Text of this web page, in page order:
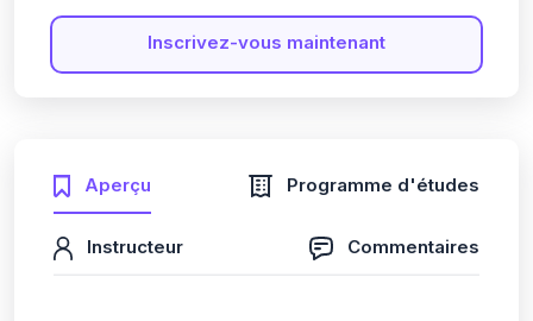
Aperçu Programme d'études
Instructeur Commentaires
Inscrivez-vous maintenant